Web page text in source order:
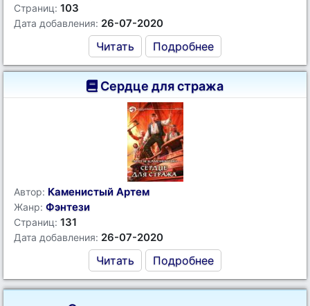
Страниц: 103
Дата добавления: 26-07-2020
Читать Подробнее
Сердце для стража
Автор: Каменистый Артем
Жанр: Фэнтези
Страниц: 131
Дата добавления: 26-07-2020
Читать Подробнее